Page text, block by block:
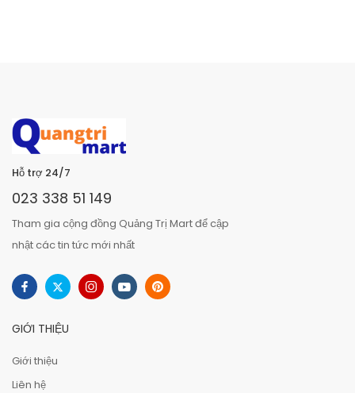
Hỗ trợ 24/7
023 338 51 149
Tham gia cộng đồng Quảng Trị Mart để cập
nhật các tin tức mới nhất
GIỚI THIỆU
Giới thiệu
Liên hệ